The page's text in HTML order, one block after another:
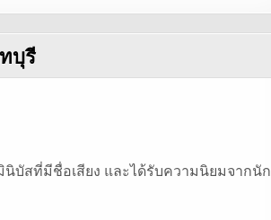
บุรี
นิบัสที่มีชื่อเสียง และได้รับความนิยมจากนัก